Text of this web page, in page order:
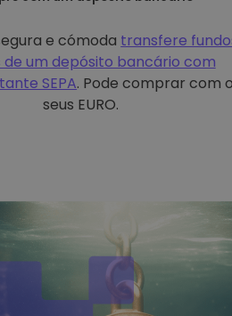
e cómoda transfere
um depósito bancário com
SEPA. Pode comprar com
seus EURO.